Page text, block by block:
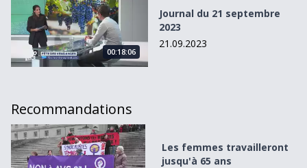
00:18:06
Journal du 21 septembre
2023
21.09.2023
Recommandations
Les femmes travailleront jusqu&#039;à 65 ans
Les femmes travailleront
jusqu'à 65 ans